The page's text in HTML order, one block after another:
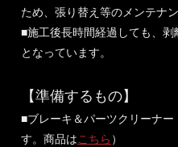
ため、張り替え等のメンテナ
■施工後長時間経過しても、
となっています。
【準備するもの】
■ブレーキ＆パーツクリーナ
す。商品はこちら ）